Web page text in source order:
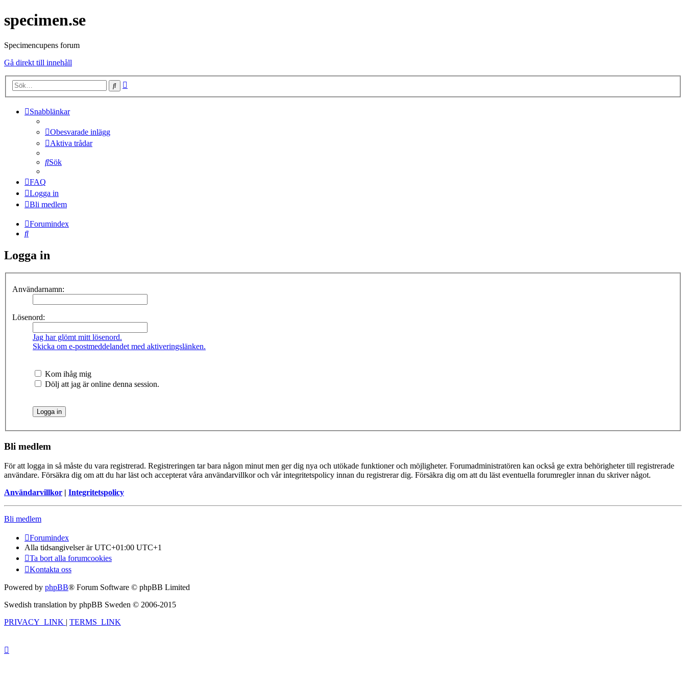
specimen.se
Specimencupens forum
Gå direkt till innehåll
Sök
Snabblänkar
Obesvarade inlägg
Aktiva trådar
Sök
FAQ
Logga in
Bli medlem
Forumindex
Sök
Logga in
Användarnamn:
Lösenord:
Jag har glömt mitt lösenord.
Skicka om e-postmeddelandet med aktiveringslänken.
Kom ihåg mig
Dölj att jag är online denna session.
Bli medlem
För att logga in så måste du vara registrerad. Registreringen tar bara någon minut men ger dig nya och utökade funktioner och möjligheter. Forumadministratören kan också ge extra behörigheter till registrerade
användare. Försäkra dig om att du har läst och accepterat våra användarvillkor och vår integritetspolicy innan du registrerar dig. Försäkra dig om att du läst eventuella forumregler innan du skriver något.
Användarvillkor | Integritetspolicy
Bli medlem
Forumindex
Alla tidsangivelser är UTC+01:00 UTC+1
Ta bort alla forumcookies
Kontakta oss
Powered by phpBB® Forum Software © phpBB Limited
Swedish translation by phpBB Sweden © 2006-2015
PRIVACY_LINK | TERMS_LINK